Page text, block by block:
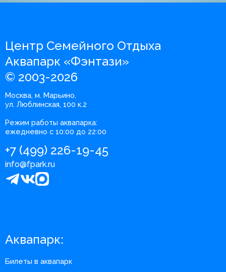
Центр Семейного Отдыха
Аквапарк «Фэнтази»
© 2003-2026
Москва, м. Марьино,
ул. Люблинская, 100 к.2
Режим работы аквапарка:
ежедневно с 10:00 до 22:00
+7 (499) 226-19-45
info@fpark.ru
Аквапарк:
Билеты в аквапарк